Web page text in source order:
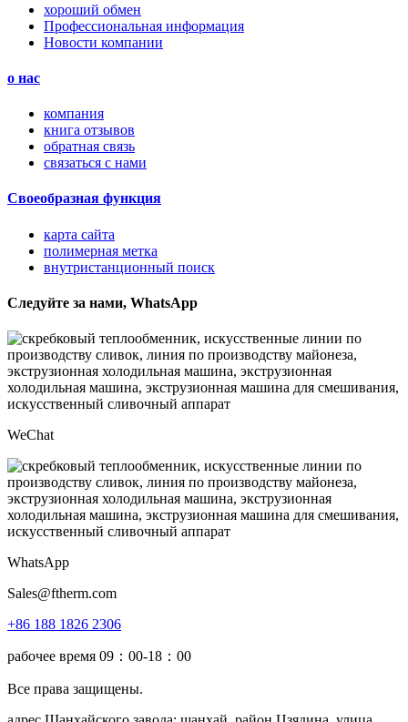
хороший обмен
Профессиональная информация
Новости компании
о нас
компания
книга отзывов
обратная связь
связаться с нами
Своеобразная функция
карта сайта
полимерная метка
внутристанционный поиск
Следуйте за нами, WhatsApp
WeChat
WhatsApp
Sales@ftherm.com
+86 188 1826 2306
рабочее время 09：00-18：00
Все права защищены.